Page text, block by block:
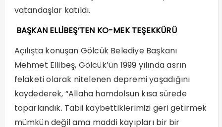
vatandaşlar katıldı.
BAŞKAN ELLİBEŞ’TEN KO-MEK TEŞEKKÜRÜ
Açılışta konuşan Gölcük Belediye Başkanı
Mehmet Ellibeş, Gölcük’ün 1999 yılında asrın
felaketi olarak nitelenen depremi yaşadığını
kaydederek, “Allaha hamdolsun kısa sürede
toparlandık. Tabii kaybettiklerimizi geri getirmek
mümkün değil ama maddi kayıpları bir bir